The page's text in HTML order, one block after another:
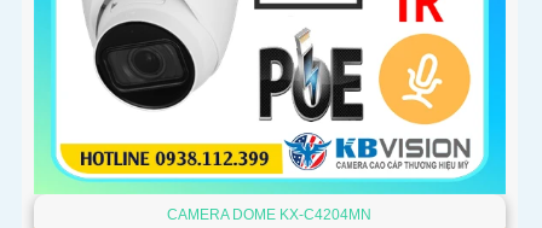
CAMERA DOME KX-C4204MN